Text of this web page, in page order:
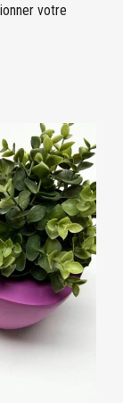
votre